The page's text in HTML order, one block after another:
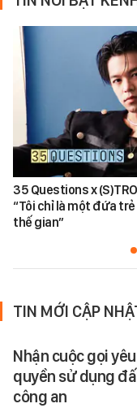
35 Questions x
“Tôi chỉ là một đứa
thế gian”
TIN MỚI CẬP
Nhận cuộc gọi
quyền sử dụng
công an